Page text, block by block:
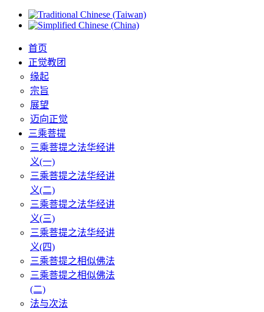
首页
正觉教团
缘起
宗旨
展望
迈向正觉
三乘菩提
三乘菩提之法华经讲
义(一)
三乘菩提之法华经讲
义(二)
三乘菩提之法华经讲
义(三)
三乘菩提之法华经讲
义(四)
三乘菩提之相似佛法
三乘菩提之相似佛法
(二)
法与次法